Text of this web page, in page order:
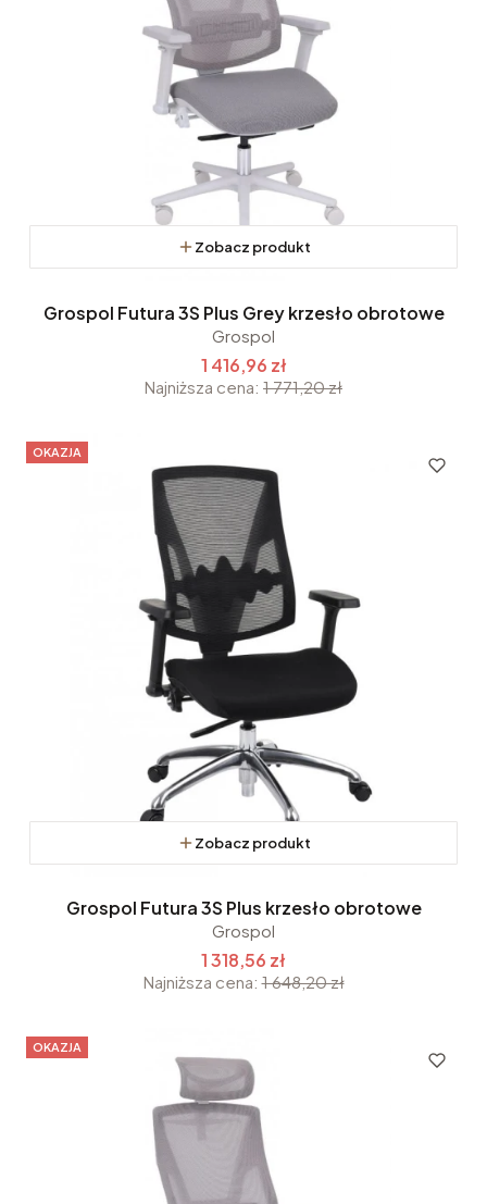
Zobacz produkt
Grospol Futura 3S Plus Grey krzesło obrotowe
Grospol
1 416,96 zł
Najniższa cena: 1 771,20 zł
OKAZJA
Zobacz produkt
Grospol Futura 3S Plus krzesło obrotowe
Grospol
1 318,56 zł
Najniższa cena: 1 648,20 zł
OKAZJA